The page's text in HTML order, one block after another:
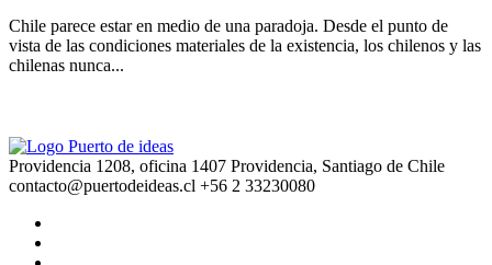
Chile parece estar en medio de una paradoja. Desde el punto de
vista de las condiciones materiales de la existencia, los chilenos y las
chilenas nunca...
Providencia 1208, oficina 1407 Providencia, Santiago de Chile
contacto@puertodeideas.cl +56 2 33230080